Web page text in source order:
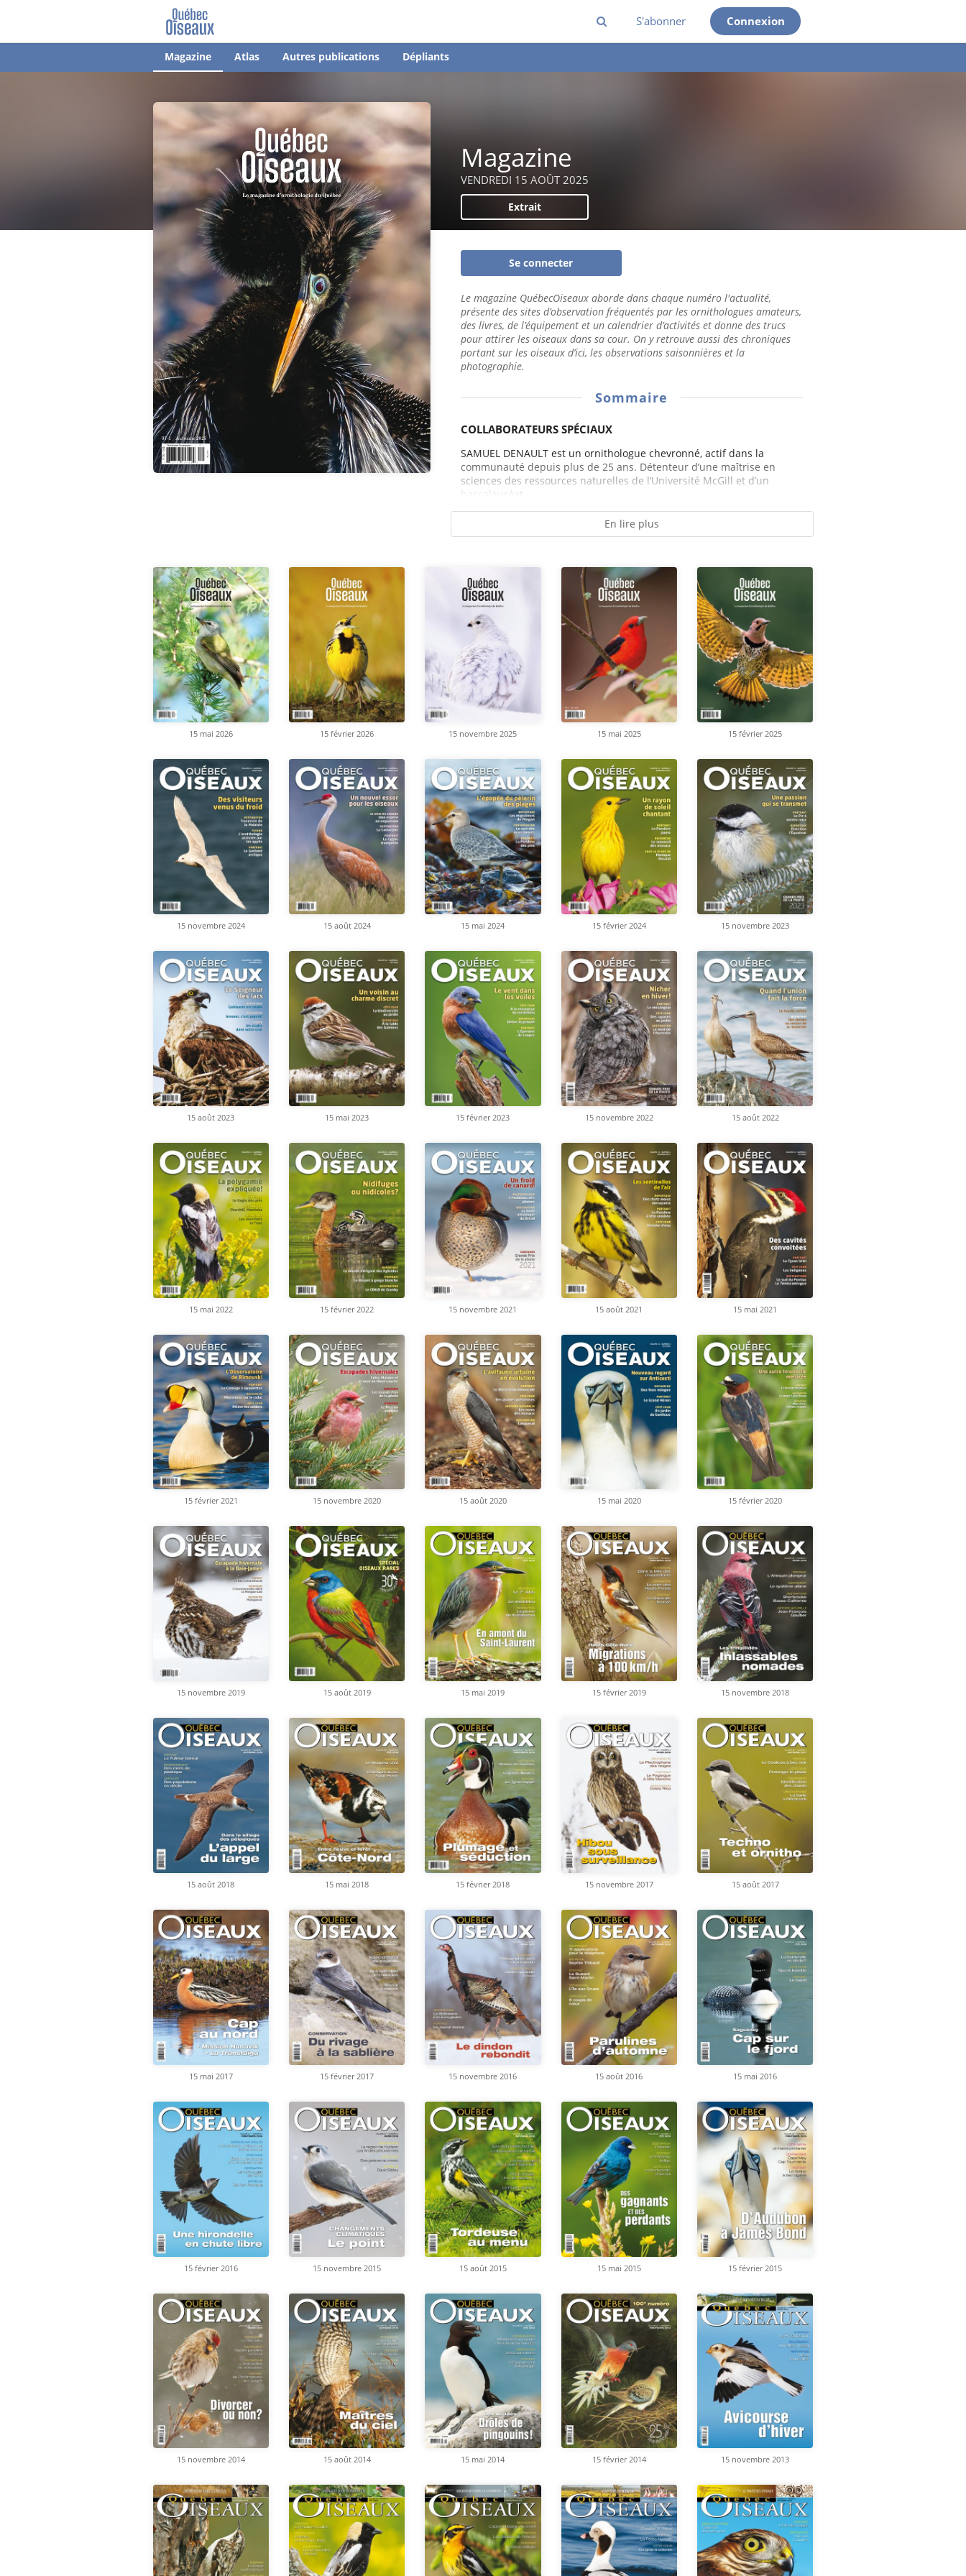
S'abonner Connexion
Magazine Atlas Autres publications Dépliants
Magazine
VENDREDI 15 AOÛT 2025
Extrait
Se connecter
Le magazine QuébecOiseaux aborde dans chaque numéro l'actualité,
présente des sites d’observation fréquentés par les ornithologues amateurs,
des livres, de l’équipement et un calendrier d’activités et donne des trucs
pour attirer les oiseaux dans sa cour. On y retrouve aussi des chroniques
portant sur les oiseaux d’ici, les observations saisonnières et la
photographie.
Sommaire
COLLABORATEURS SPÉCIAUX
SAMUEL DENAULT est un ornithologue chevronné, actif dans la
communauté depuis plus de 25 ans. Détenteur d’une maîtrise en
sciences des ressources naturelles de l’Université McGill et d’un
baccalauréat...
En lire plus
15 mai 2026 15 février 2026 15 novembre 2025 15 mai 2025 15 février 2025
15 novembre 2024 15 août 2024 15 mai 2024 15 février 2024 15 novembre 2023
15 août 2023 15 mai 2023 15 février 2023 15 novembre 2022 15 août 2022
15 mai 2022 15 février 2022 15 novembre 2021 15 août 2021 15 mai 2021
15 février 2021 15 novembre 2020 15 août 2020 15 mai 2020 15 février 2020
15 novembre 2019 15 août 2019 15 mai 2019 15 février 2019 15 novembre 2018
15 août 2018 15 mai 2018 15 février 2018 15 novembre 2017 15 août 2017
15 mai 2017 15 février 2017 15 novembre 2016 15 août 2016 15 mai 2016
15 février 2016 15 novembre 2015 15 août 2015 15 mai 2015 15 février 2015
15 novembre 2014 15 août 2014 15 mai 2014 15 février 2014 15 novembre 2013